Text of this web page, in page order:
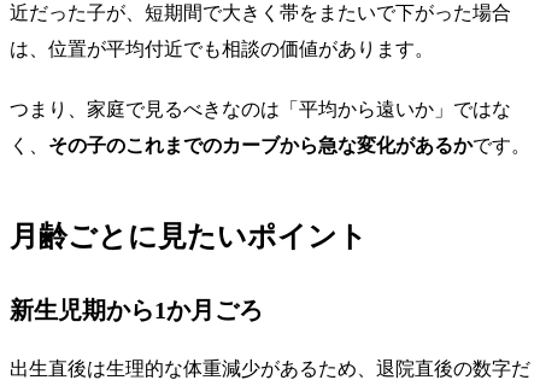
近だった子が、短期間で大きく帯をまたいで下がった場合
は、位置が平均付近でも相談の価値があります。
つまり、家庭で見るべきなのは「平均から遠いか」ではな
く、 その子のこれまでのカーブから急な変化があるかです。
月齢ごとに見たいポイント
新生児期から1か月ごろ
出生直後は生理的な体重減少があるため、退院直後の数字だ